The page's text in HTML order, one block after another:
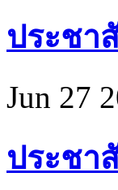
ประชา
Jun 27
ประชา